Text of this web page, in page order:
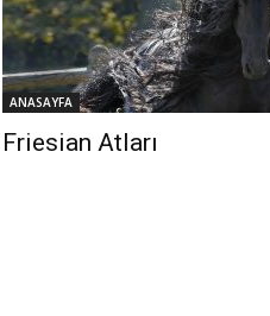
ANASAYFA
Friesian Atları